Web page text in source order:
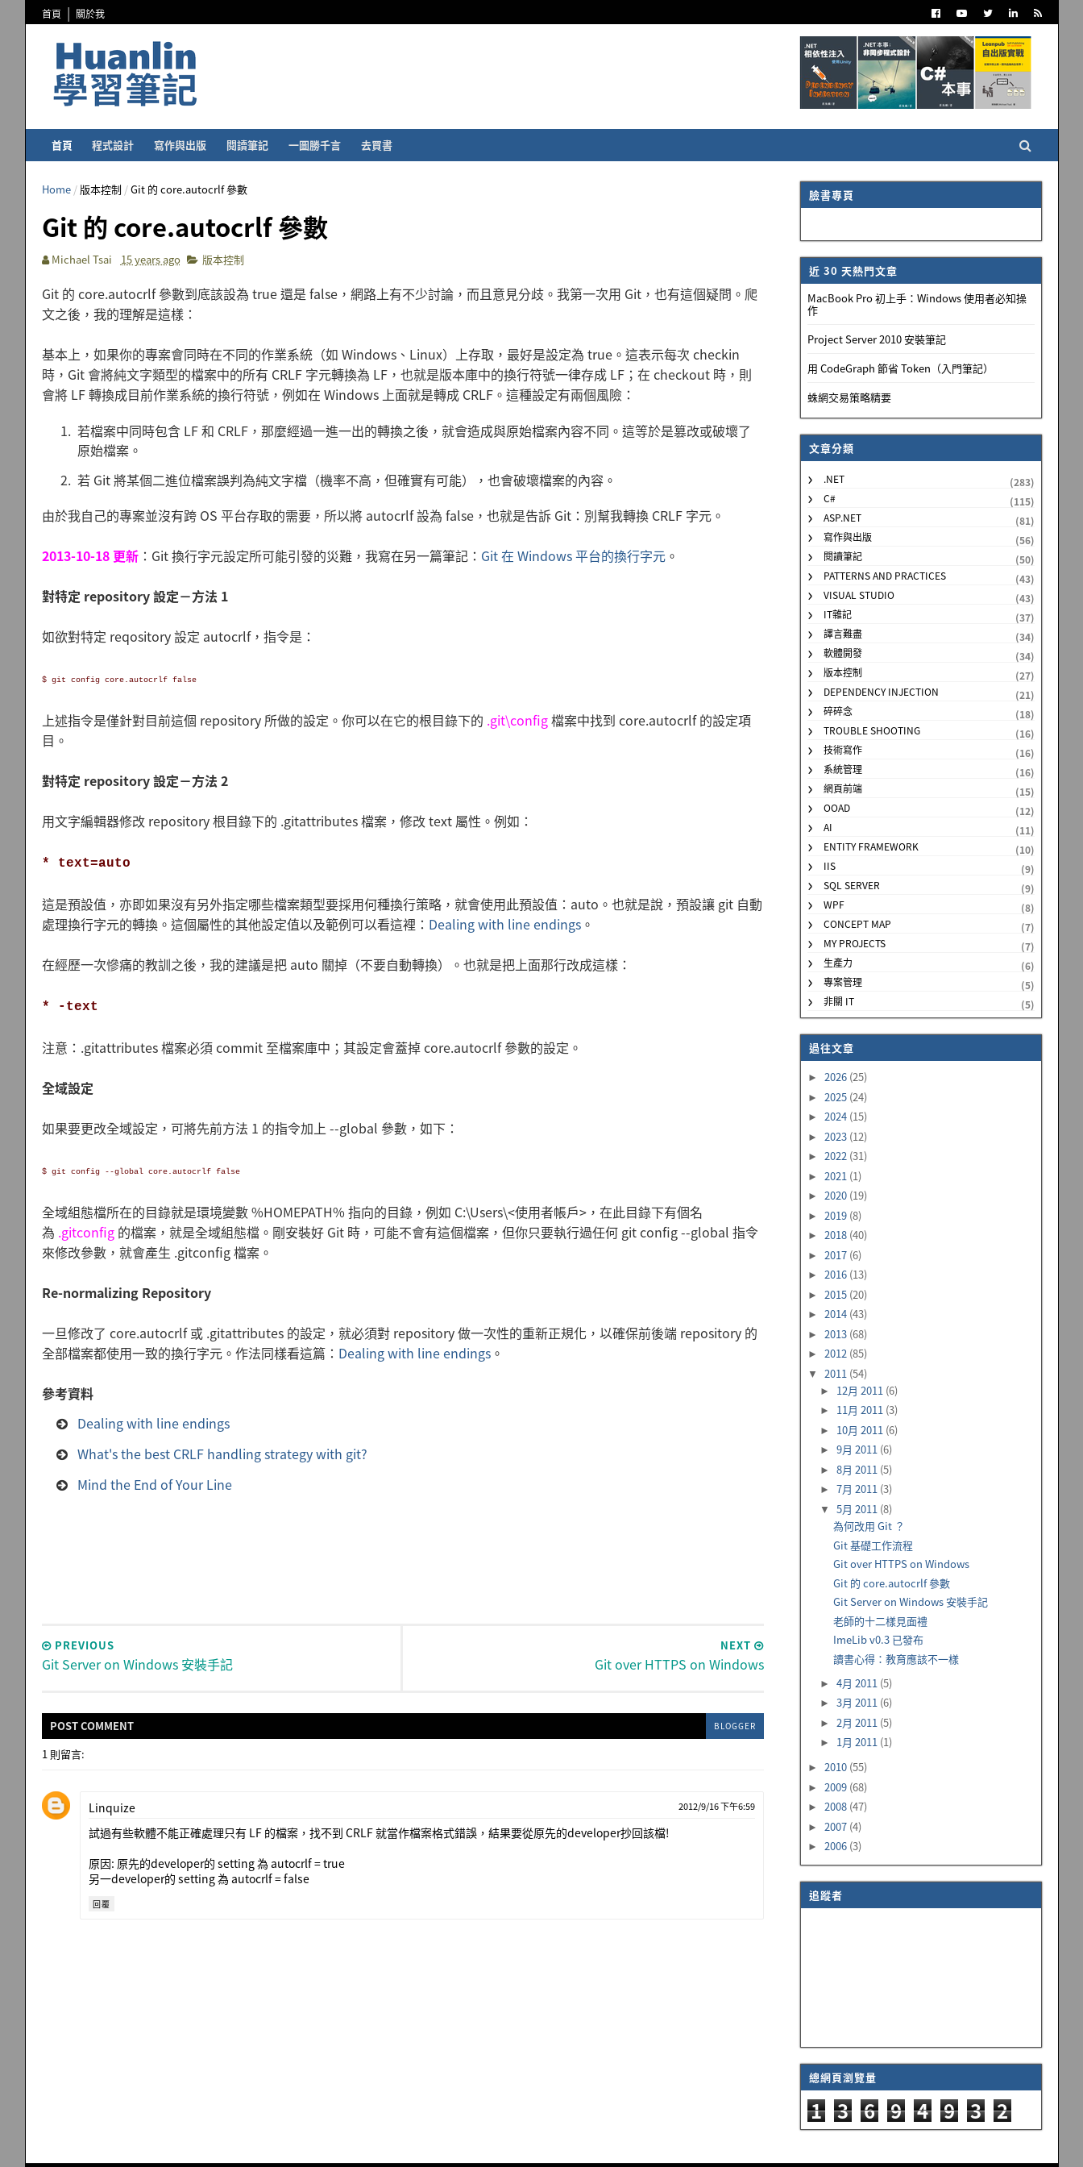
首頁 關於我
首頁 程式設計 寫作與出版 閱讀筆記 一圖勝千言 去買書
Home / 版本控制 /Git 的 core.autocrlf 參數
Git 的 core.autocrlf 參數
Michael Tsai 15 years ago 版本控制
Git 的 core.autocrlf 參數到底該設為 true 還是 false，網路上有不少討論，而且意見分歧。我第一次用 Git，也有這個疑問。爬
文之後，我的理解是這樣：
基本上，如果你的專案會同時在不同的作業系統（如 Windows、Linux）上存取，最好是設定為 true。這表示每次 checkin
時，Git 會將純文字類型的檔案中的所有 CRLF 字元轉換為 LF，也就是版本庫中的換行符號一律存成 LF；在 checkout 時，則
會將 LF 轉換成目前作業系統的換行符號，例如在 Windows 上面就是轉成 CRLF。這種設定有兩個風險：
若檔案中同時包含 LF 和 CRLF，那麼經過一進一出的轉換之後，就會造成與原始檔案內容不同。這等於是篡改或破壞了
原始檔案。
若 Git 將某個二進位檔案誤判為純文字檔（機率不高，但確實有可能），也會破壞檔案的內容。
由於我自己的專案並沒有跨 OS 平台存取的需要，所以將 autocrlf 設為 false，也就是告訴 Git：別幫我轉換 CRLF 字元。
2013-10-18 更新：Git 換行字元設定所可能引發的災難，我寫在另一篇筆記： Git 在 Windows 平台的換行字元。
對特定 repository 設定－方法 1
如欲對特定 reqository 設定 autocrlf，指令是：
$ git config core.autocrlf false
上述指令是僅針對目前這個 repository 所做的設定。你可以在它的根目錄下的 .git\config檔案中找到 core.autocrlf 的設定項
目。
對特定 repository 設定－方法 2
用文字編輯器修改 repository 根目錄下的 .gitattributes 檔案，修改 text 屬性。例如：
* text=auto
這是預設值，亦即如果沒有另外指定哪些檔案類型要採用何種換行策略，就會使用此預設值：auto。也就是說，預設讓 git 自動
處理換行字元的轉換。這個屬性的其他設定值以及範例可以看這裡： Dealing with line endings。
在經歷一次慘痛的教訓之後，我的建議是把 auto 關掉（不要自動轉換）。也就是把上面那行改成這樣：
* -text
注意：.gitattributes 檔案必須 commit 至檔案庫中；其設定會蓋掉 core.autocrlf 參數的設定。
全域設定
如果要更改全域設定，可將先前方法 1 的指令加上 --global 參數，如下：
$ git config --global core.autocrlf false
全域組態檔所在的目錄就是環境變數 %HOMEPATH% 指向的目錄，例如 C:\Users\<使用者帳戶>，在此目錄下有個名
為 .gitconfig的檔案，就是全域組態檔。剛安裝好 Git 時，可能不會有這個檔案，但你只要執行過任何 git config --global 指令
來修改參數，就會產生 .gitconfig 檔案。
Re-normalizing Repository
一旦修改了 core.autocrlf 或 .gitattributes 的設定，就必須對 repository 做一次性的重新正規化，以確保前後端 repository 的
全部檔案都使用一致的換行字元。作法同樣看這篇： Dealing with line endings。
參考資料
Dealing with line endings
What's the best CRLF handling strategy with git?
Mind the End of Your Line
NEXT
Git over HTTPS on Windows
PREVIOUS
Git Server on Windows 安裝手記
POSTCOMMENT BLOGGER
1 則留言:
Linquize 2012/9/16 下午6:59
試過有些軟體不能正確處理只有 LF 的檔案，找不到 CRLF 就當作檔案格式錯誤，結果要從原先的developer抄回該檔!
原因: 原先的developer的 setting 為 autocrlf = true
另一developer的 setting 為 autocrlf = false
回覆
臉書專頁
近 30 天熱門文章
MacBook Pro 初上手：Windows 使用者必知操
作
Project Server 2010 安裝筆記
用 CodeGraph 節省 Token（入門筆記）
蛛網交易策略精要
文章分類
.NET
(283)
C#
(115)
ASP.NET
(81)
寫作與出版
(56)
閱讀筆記
(50)
PATTERNS AND PRACTICES
(43)
VISUAL STUDIO
(43)
IT雜記
(37)
譯言難盡
(34)
軟體開發
(34)
版本控制
(27)
DEPENDENCY INJECTION
(21)
碎碎念
(18)
TROUBLE SHOOTING
(16)
技術寫作
(16)
系統管理
(16)
網頁前端
(15)
OOAD
(12)
AI
(11)
ENTITY FRAMEWORK
(10)
IIS
(9)
SQL SERVER
(9)
WPF
(8)
CONCEPT MAP
(7)
MY PROJECTS
(7)
生產力
(6)
專案管理
(5)
非關 IT
(5)
過往文章
► 2026 (25)
► 2025 (24)
► 2024 (15)
► 2023 (12)
► 2022 (31)
► 2021 (1)
► 2020 (19)
► 2019 (8)
► 2018 (40)
► 2017 (6)
► 2016 (13)
► 2015 (20)
► 2014 (43)
► 2013 (68)
► 2012 (85)
▼ 2011 (54)
► 12月 2011 (6)
► 11月 2011 (3)
► 10月 2011 (6)
►9月 2011 (6)
►8月 2011 (5)
►7月 2011 (3)
▼5月 2011 (8)
為何改用 Git ？
Git 基礎工作流程
Git over HTTPS on Windows
Git 的 core.autocrlf 參數
Git Server on Windows 安裝手記
老師的十二樣見面禮
ImeLib v0.3 已發布
讀書心得：教育應該不一樣
►4月 2011 (5)
►3月 2011 (6)
►2月 2011 (5)
► 1月 2011 (1)
► 2010 (55)
► 2009 (68)
► 2008 (47)
► 2007 (4)
► 2006 (3)
追蹤者
總網頁瀏覽量
1 3 6 9 4 9 3 2